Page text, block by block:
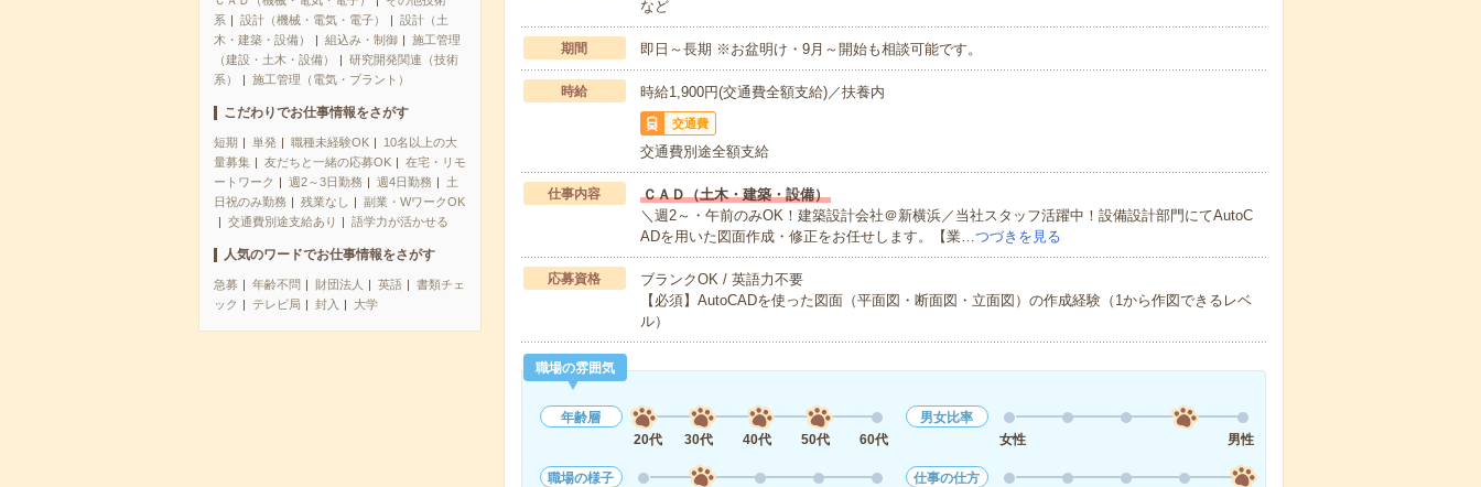
系
設計（機械・電気・電子）
設計（土
木・建築・設備）
組込み・制御
施工管理
（建設・土木・設備）
研究開発関連（技術
系）
施工管理（電気・プラント）
こだわりでお仕事情報をさがす
短期 単発 職種未経験OK
10名以上の大
量募集
友だちと一緒の応募OK
在宅・リモ
ートワーク
週2～3日勤務 週4日勤務
土
日祝のみ勤務
残業なし
副業・WワークOK
交通費別途支給あり
語学力が活かせる
人気のワードでお仕事情報をさがす
急募 年齢不問 財団法人 英語
書類チェ
ック
テレビ局 封入 大学
など
期間 即日～長期 ※お盆明け・9月～開始も相談可能です。
時給 時給1,900円(交通費全額支給)／扶養内
交通費
交通費別途全額支給
仕事内容
ＣＡＤ（土木・建築・設備）
＼週2～・午前のみOK！建築設計会社＠新横浜／当社スタッフ活躍中！設備設計部門にてAutoC
ADを用いた図面作成・修正をお任せします。【業…つづきを見る
応募資格
ブランクOK / 英語力不要
【必須】AutoCADを使った図面（平面図・断面図・立面図）の作成経験（1から作図できるレベ
ル）
職場の雰囲気
年齢層
20代
30代 40代 50代 60代
男女比率
女性
男性
職場の様子
仕事の仕方